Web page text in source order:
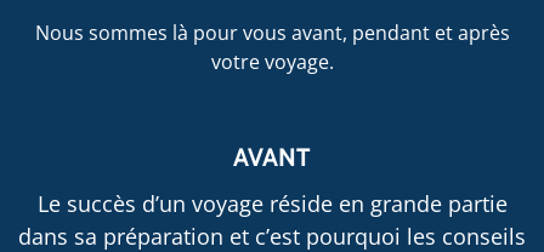
Nous sommes là pour vous avant, pendant et après
votre voyage.
AVANT
Le succès d’un voyage réside en grande partie
dans sa préparation et c’est pourquoi les conseils